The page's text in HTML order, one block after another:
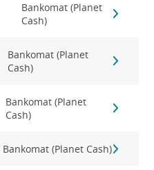
Bankomat (Planet
Cash)
Bankomat (Planet
Cash)
Bankomat (Planet
Cash)
Bankomat (Planet Cash)